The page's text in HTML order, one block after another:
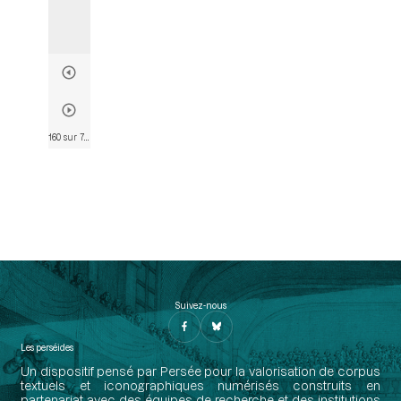
Suivez-nous
Les perséides
Un dispositif pensé par Persée pour la valorisation de corpus
textuels et iconographiques numérisés construits en